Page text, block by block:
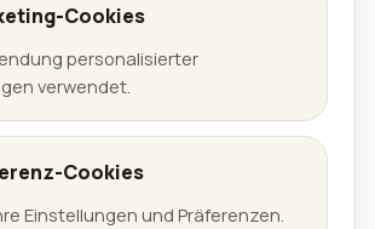
Cookies
personalisierter
verwendet.
Cookies
Einstellungen und Präferenzen.